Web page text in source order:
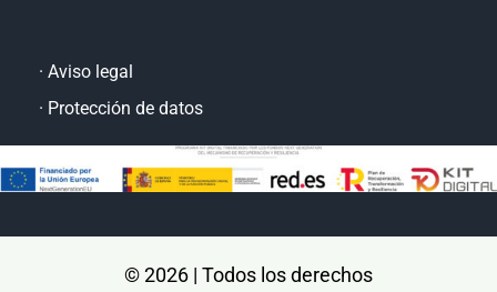
· Aviso legal
· Protección de datos
© 2026 | Todos los derechos